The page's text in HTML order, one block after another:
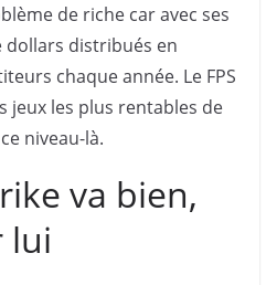
de riche car avec ses
dollars distribués en
chaque année. Le FPS
jeux les plus rentables de
niveau-là.
va bien,
lui